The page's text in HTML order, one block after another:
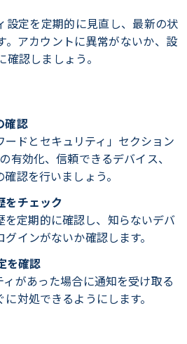
設定を定期的に見直し、最新の状
。アカウントに異常がないか、設
認しましょう。
確認
ドとセキュリティ」セクション
有効化、信頼できるデバイス、
認を行いましょう。
をチェック
定期的に確認し、知らないデバ
インがないか確認します。
を確認
があった場合に通知を受け取る
対処できるようにします。